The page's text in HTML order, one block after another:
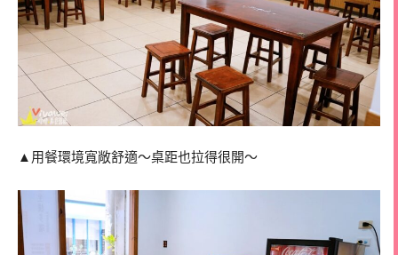
▲用餐環境寬敞舒適～桌距也拉得很開～